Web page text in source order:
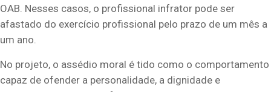
OAB. Nesses casos, o profissional infrator pode ser
afastado do exercício profissional pelo prazo de um mês a
um ano.
No projeto, o assédio moral é tido como o comportamento
capaz de ofender a personalidade, a dignidade e